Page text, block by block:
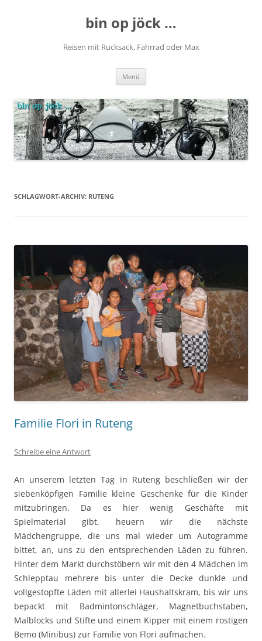
bin op jöck …
Reisen mit Rucksack, Fahrrad oder Max
Menü
SCHLAGWORT-ARCHIV: RUTENG
Familie Flori in Ruteng
Schreibe eine Antwort
An unserem letzten Tag in Ruteng beschließen wir der
siebenköpfigen Familie kleine Geschenke für die Kinder
mitzubringen. Da es hier wenig Geschäfte mit
Spielmaterial gibt, heuern wir die nächste
Mädchengruppe, die uns mal wieder um Autogramme
bittet, an, uns zu den entsprechenden Läden zu führen.
Hinter dem Markt durchstöbern wir mit den 4 Mädchen im
Schlepptau mehrere bis unter die Decke dunkle und
vollgestopfte Läden mit allerlei Haushaltskram, bis wir uns
bepackt mit Badmintonschläger, Magnetbuchstaben,
Malblocks und Stifte und einem Kipper mit einem rostigen
Bemo (Minibus) zur Familie von Flori aufmachen.